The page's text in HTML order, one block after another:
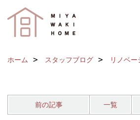
ホーム スタッフブログ リノベ
前の記事 一覧